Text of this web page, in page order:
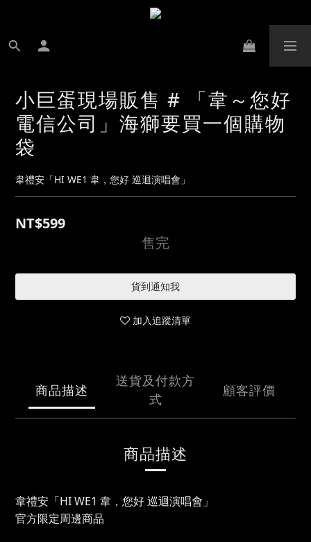
小巨蛋現場販售 # 「韋～您好
電信公司」海獅要買一個購物
袋
韋禮安「HI WE1 韋，您好 巡迴演唱會」
NT$599
售完
貨到通知我
加入追蹤清單
商品描述
送貨及付款方
式
顧客評價
商品描述
韋禮安「HI WE1 韋，您好 巡迴演唱會」
官方限定周邊商品